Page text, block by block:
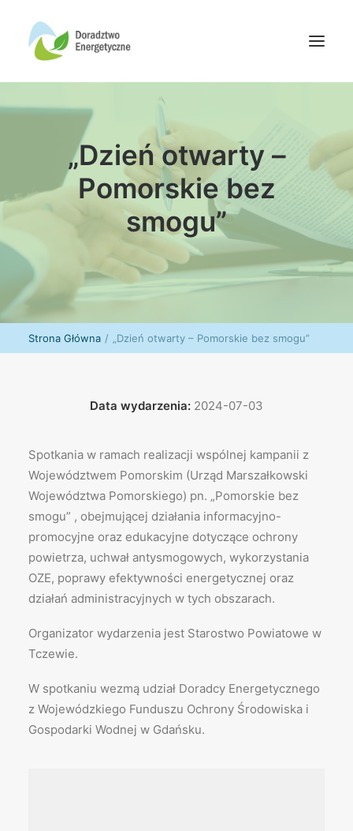
Oferta doradców
Aktualności
Wydarzenia
Oferta finansowania
Kontakt
Wyszukiwanie
„Dzień otwarty –
Pomorskie bez
smogu”
Strona Główna „Dzień otwarty – Pomorskie bez smogu”
Data wydarzenia: 2024-07-03
Spotkania w ramach realizacji wspólnej kampanii z
Województwem Pomorskim (Urząd Marszałkowski
Województwa Pomorskiego) pn. „Pomorskie bez
smogu” , obejmującej działania informacyjno-
promocyjne oraz edukacyjne dotyczące ochrony
powietrza, uchwał antysmogowych, wykorzystania
OZE, poprawy efektywności energetycznej oraz
działań administracyjnych w tych obszarach.
Organizator wydarzenia jest Starostwo Powiatowe w
Tczewie.
W spotkaniu wezmą udział Doradcy Energetycznego
z Wojewódzkiego Funduszu Ochrony Środowiska i
Gospodarki Wodnej w Gdańsku.